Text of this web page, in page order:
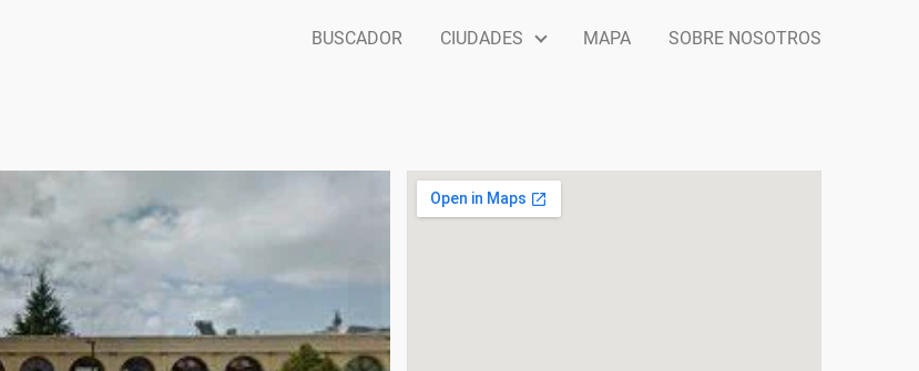
BUSCADOR CIUDADES MAPA SOBRE NOSOTROS